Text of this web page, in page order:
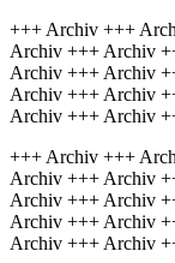
+++ Archiv +++
Archiv +++ Archiv
Archiv +++ Archiv
Archiv +++ Archiv
Archiv +++ Archiv
+++ Archiv +++
Archiv +++ Archiv
Archiv +++ Archiv
Archiv +++ Archiv
Archiv +++ Archiv